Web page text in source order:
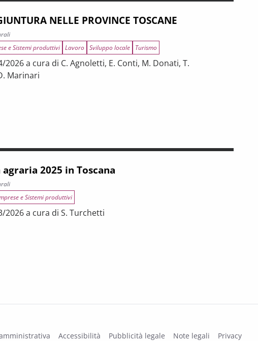
pubblico tra riforme, digitalizzazione e modelli organizzativi
NELLE PROVINCE TOSCANE
e Sistemi produttivi Lavoro Sviluppo locale Turismo
a cura di C. Agnoletti, E. Conti, M. Donati, T.
Marinari
PROVINCE TOSCANE
agraria 2025 in Toscana
e Sistemi produttivi
a cura di S. Turchetti
Toscana
Accessibilità Pubblicità legale Note legali Privacy